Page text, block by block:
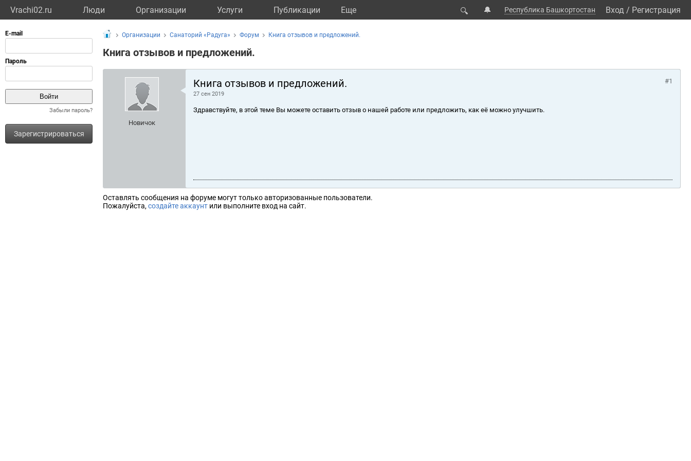
Vrachi02.ru Люди Организации Услуги Публикации Eще 🔍 🔔 Республика Башкортостан Вход / Регистрация
Забыли пароль?
Зарегистрироваться
Организации Санаторий «Радуга» Форум Книга отзывов и предложений.
Книга отзывов и предложений.
Новичок
Книга отзывов и предложений.
27 сен 2019
#1
Здравствуйте, в этой теме Вы можете оставить отзыв о нашей работе или предложить, как её можно улучшить.
Оставлять сообщения на форуме могут только авторизованные пользователи.
Пожалуйста, создайте аккаунт или выполните вход на сайт.